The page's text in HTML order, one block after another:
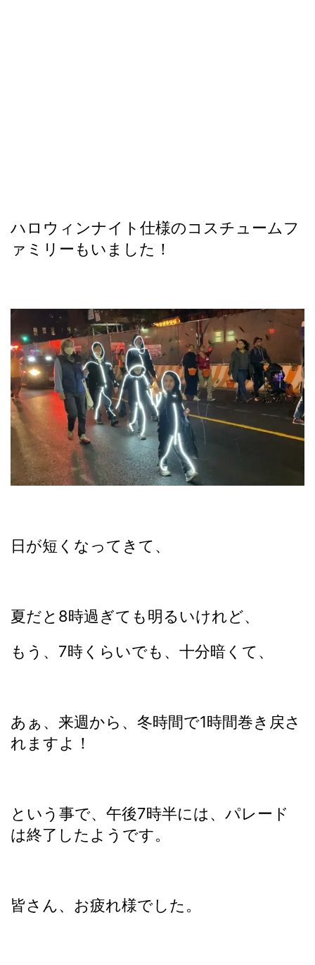
ハロウィンナイト仕様のコスチュームフ
ァミリーもいました！
日が短くなってきて、
夏だと8時過ぎても明るいけれど、
もう、7時くらいでも、十分暗くて、
あぁ、来週から、冬時間で1時間巻き戻さ
れますよ！
という事で、午後7時半には、パレード
は終了したようです。
皆さん、お疲れ様でした。